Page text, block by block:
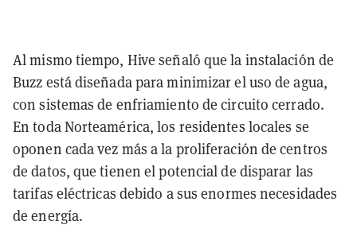
Al mismo tiempo, Hive señaló que la instalación de
Buzz está diseñada para minimizar el uso de agua,
con sistemas de enfriamiento de circuito cerrado.
En toda Norteamérica, los residentes locales se
oponen cada vez más a la proliferación de centros
de datos, que tienen el potencial de disparar las
tarifas eléctricas debido a sus enormes necesidades
de energía.